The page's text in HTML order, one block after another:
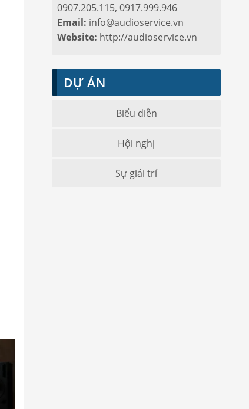
0907.205.115, 0917.999.946
Email: info@audioservice.vn
Website: http://audioservice.vn
DỰ ÁN
Biểu diễn
Hội nghị
Sự giải trí